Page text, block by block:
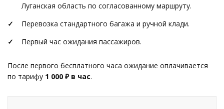
Луганская область по согласованному маршруту.
Перевозка стандартного багажа и ручной клади.
Первый час ожидания пассажиров.
После первого бесплатного часа ожидание оплачивается
по тарифу 1 000 ₽ в час.